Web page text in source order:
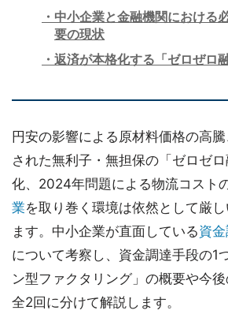
中小企業と金融機関における
要の現状
返済が本格化する「ゼロぜロ融
円安の影響による原材料価格の高
された無利子・無担保の「ゼロゼ
化、2024年問題による物流コスト
業を取り巻く環境は依然として厳
ます。中小企業が直面している資
について考察し、資金調達手段の1
ン型ファクタリング」の概要や今後
全2回に分けて解説します。